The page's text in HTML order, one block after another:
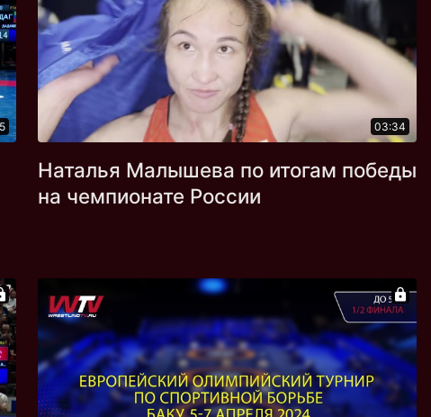
03:34
Наталья Малышева по итогам победы
на чемпионате России